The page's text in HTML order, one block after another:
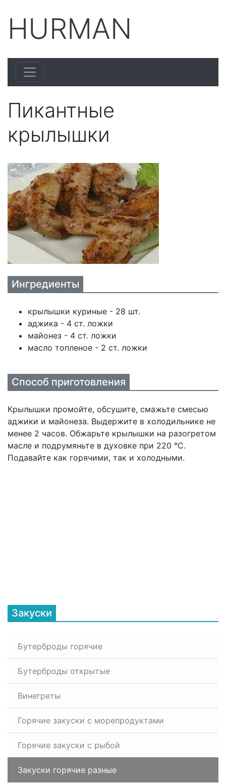
HURMAN
Пикантные
крылышки
Ингредиенты
крылышки куриные - 28 шт.
аджика - 4 ст. ложки
майонез - 4 ст. ложки
масло топленое - 2 ст. ложки
Способ приготовления
Крылышки промойте, обсушите, смажьте смесью
аджики и майонеза. Выдержите в холодильнике не
менее 2 часов. Обжарьте крылышки на разогретом
масле и подрумяньте в духовке при 220 °С.
Подавайте как горячими, так и холодными.
Закуски
Бутерброды горячие
Бутерброды открытые
Винегреты
Горячие закуски с морепродуктами
Горячие закуски с рыбой
Закуски горячие разные